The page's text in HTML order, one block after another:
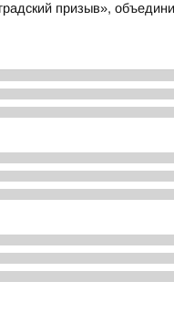
призыв»,